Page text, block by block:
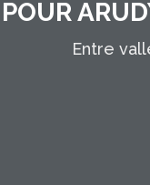
POUR
Entre